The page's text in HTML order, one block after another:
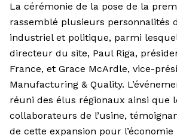
La cérémonie de la pose de la
rassemblé plusieurs personnalités
industriel et politique, parmi
directeur du site, Paul Riga,
France, et Grace McArdle, vice-
Manufacturing & Quality.
réuni des élus régionaux ainsi que
collaborateurs de l’usine,
de cette expansion pour l’économie